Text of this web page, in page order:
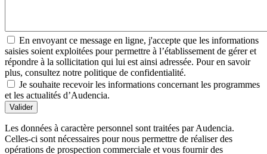
En envoyant ce message en ligne, j'accepte que les informations
saisies soient exploitées pour permettre à l’établissement de gérer et
répondre à la sollicitation qui lui est ainsi adressée. Pour en savoir
plus, consultez notre politique de confidentialité.
Je souhaite recevoir les informations concernant les programmes
et les actualités d’Audencia.
Valider
Les données à caractère personnel sont traitées par Audencia.
Celles-ci sont nécessaires pour nous permettre de réaliser des
opérations de prospection commerciale et vous fournir des